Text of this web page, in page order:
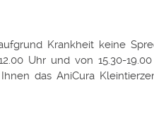
Krankheit keine
Uhr und von 15.30-
das AniCura